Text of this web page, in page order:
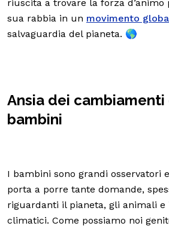
riuscita a trovare la forza
sua rabbia in un movimento
salvaguardia del pianeta. 🌎
Ansia dei
bambini
I bambini sono grandi osservatori
porta a porre tante domande,
riguardanti il pianeta, gli animali
climatici. Come possiamo noi